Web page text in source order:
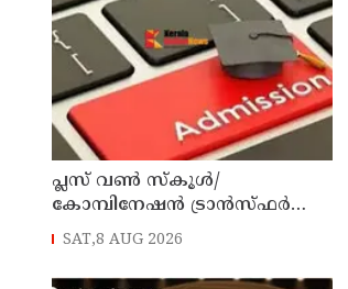
പ്ലസ് വൺ സ്‌കൂൾ/
കോമ്പിനേഷൻ ട്രാൻസ്ഫർ
അഡ്മിഷൻ ആഗസ്ത് 10, 11
SAT,8 AUG 2026